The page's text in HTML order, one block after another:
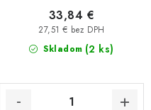
Skladom (2 ks)
27,51 € bez DPH
33,84 €